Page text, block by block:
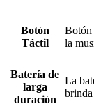
Botón
Táctil
Botón
la
Batería de
larga
duración
La
brinda